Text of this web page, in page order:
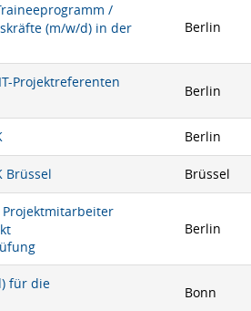
/
(m/w/d) in der
Berlin
Projektreferenten
Berlin
Berlin
Brüssel Brüssel
Berlin
für die
Bonn